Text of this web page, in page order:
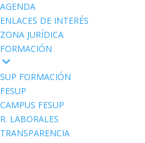
AGENDA
ENLACES DE INTERÉS
ZONA JURÍDICA
FORMACIÓN
SUP FORMACIÓN
FESUP
CAMPUS FESUP
R. LABORALES
TRANSPARENCIA